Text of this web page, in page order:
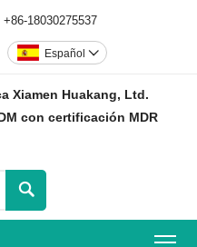
+86-18030275537
Español 
Xiamen Huakang, Ltd.
con certificación MDR
